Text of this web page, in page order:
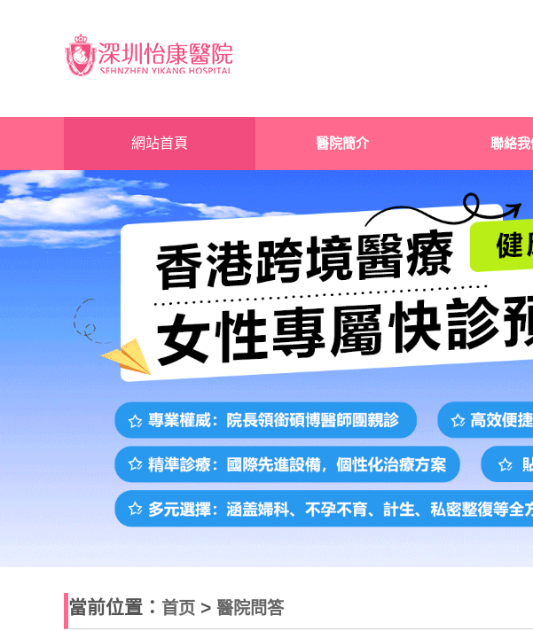
網站首頁 醫院簡介 聯絡我
當前位置： 首页 > 醫院問答